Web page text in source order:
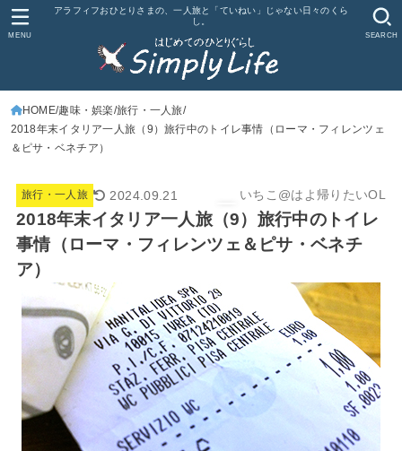
アラフィフおひとりさまの、一人旅と「ていねい」じゃない日々のくら
し。
SEARCH
MENU
HOME 趣味・娯楽 旅行・一人旅
2018年末イタリア一人旅（9）旅行中のトイレ事情（ローマ・フィレンツェ
＆ピサ・ベネチア）
旅行・一人旅 2024.09.21 いちこ@はよ帰りたいOL
2018年末イタリア一人旅（9）旅行中のトイレ
事情（ローマ・フィレンツェ＆ピサ・ベネチ
ア）